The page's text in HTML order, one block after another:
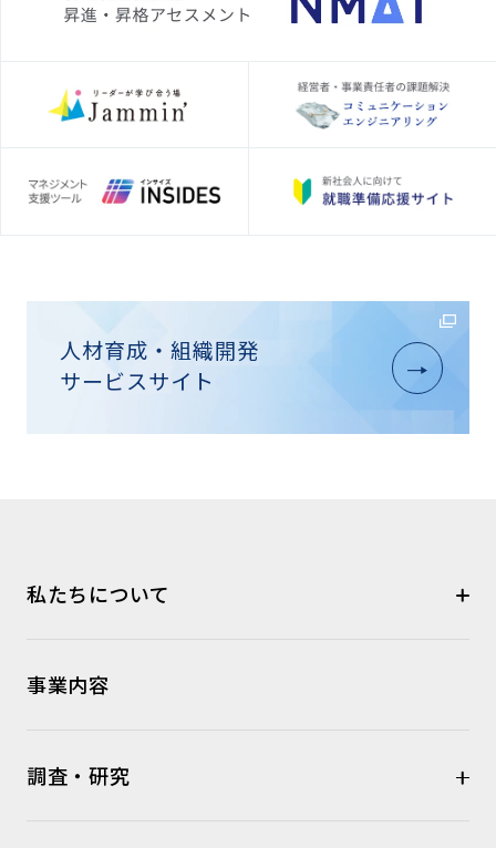
人材育成・組織開発
サービスサイト
私たちについて
事業内容
調査・研究